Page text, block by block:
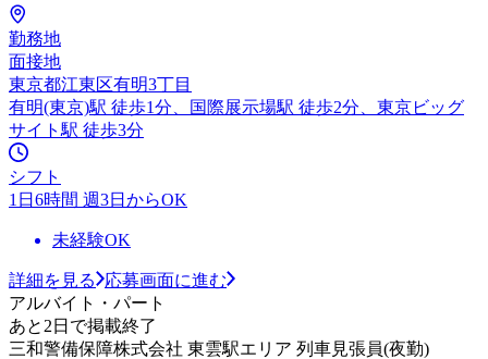
勤務地
面接地
東京都江東区有明3丁目
有明(東京)駅 徒歩1分、国際展示場駅 徒歩2分、東京ビッグ
サイト駅 徒歩3分
シフト
1日6時間 週3日からOK
未経験OK
詳細を見る
応募画面に進む
アルバイト・パート
あと2日で掲載終了
三和警備保障株式会社 東雲駅エリア 列車見張員(夜勤)